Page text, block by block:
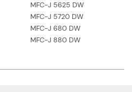
MFC-J 5625 DW
MFC-J 5720 DW
MFC-J 680 DW
MFC-J 880 DW